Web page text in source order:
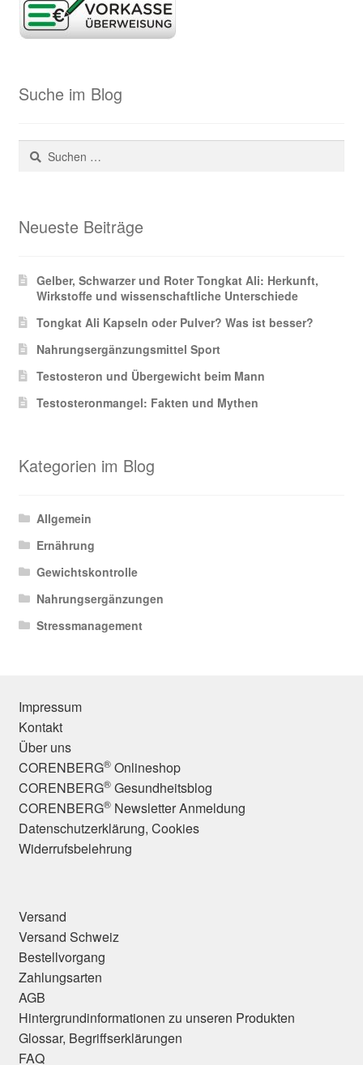
Suche im Blog
Suchen
nach:
Neueste Beiträge
Gelber, Schwarzer und Roter Tongkat Ali: Herkunft,
Wirkstoffe und wissenschaftliche Unterschiede
Tongkat Ali Kapseln oder Pulver? Was ist besser?
Nahrungsergänzungsmittel Sport
Testosteron und Übergewicht beim Mann
Testosteronmangel: Fakten und Mythen
Kategorien im Blog
Allgemein
Ernährung
Gewichtskontrolle
Nahrungsergänzungen
Stressmanagement
Impressum
Kontakt
Über uns
CORENBERG®Onlineshop
CORENBERG®Gesundheitsblog
CORENBERG®Newsletter Anmeldung
Datenschutzerklärung, Cookies
Widerrufsbelehrung
Versand
Versand Schweiz
Bestellvorgang
Zahlungsarten
AGB
Hintergrundinformationen zu unseren Produkten
Glossar, Begriffserklärungen
FAQ